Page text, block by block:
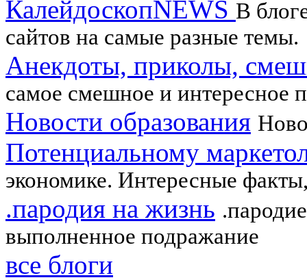
КалейдоскопNEWS В
сайтов на самые разные темы.
Анекдоты, приколы,
самое смешное и интересное
Новости образования
Потенциальному
экономике. Интересные
.пародия на жизнь
выполненное подражание
все блоги